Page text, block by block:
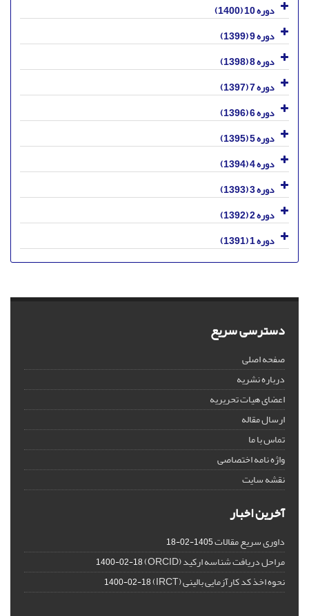
دوره 10 (1400)
دوره 9 (1399)
دوره 8 (1398)
دوره 7 (1397)
دوره 6 (1396)
دوره 5 (1395)
دوره 4 (1394)
دوره 3 (1393)
دوره 2 (1392)
دوره 1 (1391)
دسترسی سریع
صفحه اصلی
درباره نشریه
اعضای هیات تحریریه
ارسال مقاله
تماس با ما
واژه نامه اختصاصی
نقشه سایت
آخرین اخبار
داوری سریع مقالات1405-02-18
مراحل دریافت شناسه ارکید (ORCID) 1400-02-18
نحوه اخذ کد کارآزمایی بالینی (IRCT) 1400-02-18